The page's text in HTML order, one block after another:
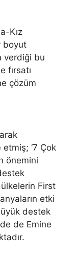
Kız
boyut
verdiği bu
fırsatı
çözüm
etmiş; ‘7 Çok
önemini
First
etki
destek
de Emine